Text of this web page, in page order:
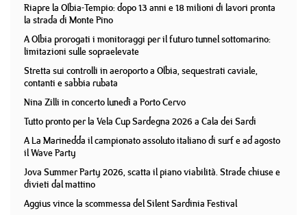
Riapre la Olbia-Tempio: dopo 13 anni e 18 milioni di lavori pronta
la strada di Monte Pino
A Olbia prorogati i monitoraggi per il futuro tunnel sottomarino:
limitazioni sulle sopraelevate
Stretta sui controlli in aeroporto a Olbia, sequestrati caviale,
contanti e sabbia rubata
Nina Zilli in concerto lunedì a Porto Cervo
Tutto pronto per la Vela Cup Sardegna 2026 a Cala dei Sardi
A La Marinedda il campionato assoluto italiano di surf e ad agosto
il Wave Party
Jova Summer Party 2026, scatta il piano viabilità. Strade chiuse e
divieti dal mattino
Aggius vince la scommessa del Silent Sardinia Festival